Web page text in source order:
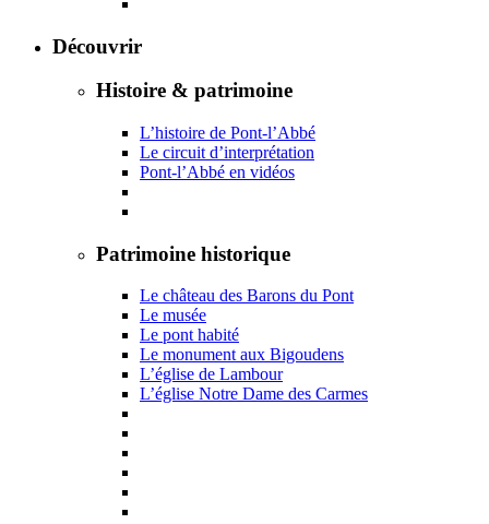
Découvrir
Histoire & patrimoine
L’histoire de Pont-l’Abbé
Le circuit d’interprétation
Pont-l’Abbé en vidéos
Patrimoine historique
Le château des Barons du Pont
Le musée
Le pont habité
Le monument aux Bigoudens
L’église de Lambour
L’église Notre Dame des Carmes